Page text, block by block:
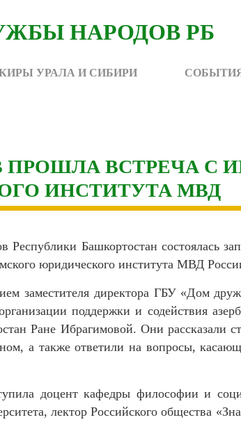
УРАЛА И СИБИРИ
ПРОШЛА ВСТРЕЧА С
ИНСТИТУТА МВД
Башкортостан состоялась
юридического института МВД
заместителя директора ГБУ «Дом
поддержки и содействия
Ране Ибрагимовой. Они рассказали
а также ответили на вопросы,
доцент кафедры философии и
лектор Российского общества